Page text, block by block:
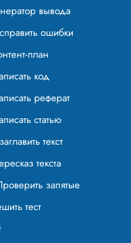
вывода
ошибки
план
код
реферат
статью
текст
текста
запятые
тест